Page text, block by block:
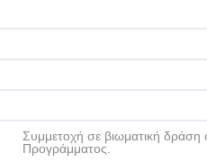
Συμμετοχή σε βιωματική δράση
Προγράμματος.